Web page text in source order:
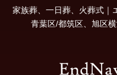
家族葬、一日葬、火葬式｜
青葉区/都筑区、旭区